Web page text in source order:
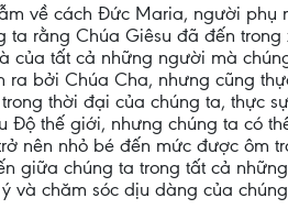
về cách Đức Maria, người
ta rằng Chúa Giêsu đã đến
của tất cả những người mà
ra bởi Chúa Cha, nhưng cũng
thời đại của chúng ta, thực
thế giới, nhưng chúng ta có
nên nhỏ bé đến mức được ôm
giữa chúng ta trong tất cả
và chăm sóc dịu dàng của chúng